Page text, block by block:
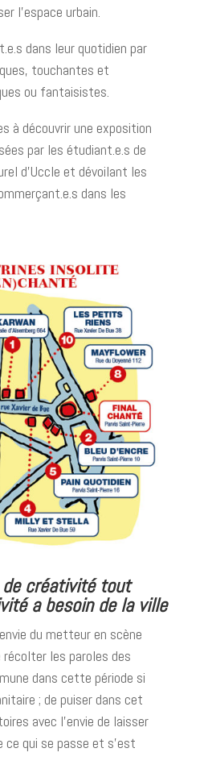
l’espace urbain.
dans leur quotidien par
touchantes et
ou fantaisistes.
à découvrir une exposition
par les étudiant.e.s de
d’Uccle et dévoilant les
dans les
de créativitétout
a besoin de la ville
du metteur en scène
les paroles des
dans cette période si
; de puiser dans cet
avec l’envie de laisser
qui se passe et s’est